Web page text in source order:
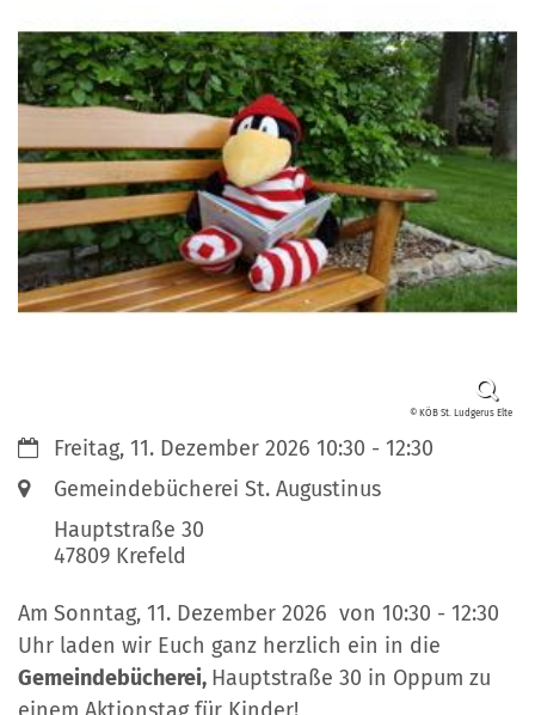
© KÖB St. Ludgerus Elte
Datum:Freitag, 11. Dezember 2026 10:30 - 12:30
Ort: Gemeindebücherei St. Augustinus
Hauptstraße 30
47809 Krefeld
Am Sonntag, 11. Dezember 2026 von 10:30 - 12:30
Uhr laden wir Euch ganz herzlich ein in die
Gemeindebücherei, Hauptstraße 30 in Oppum zu